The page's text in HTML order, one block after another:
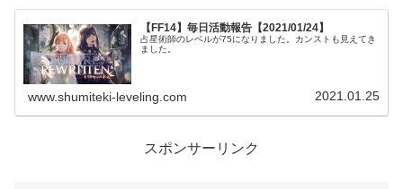
【FF14】毎日活動報告【2021/01/24】
占星術師のレベルが75になりました。カンストも見えてき
ました。
www.shumiteki-leveling.com 2021.01.25
スポンサーリンク